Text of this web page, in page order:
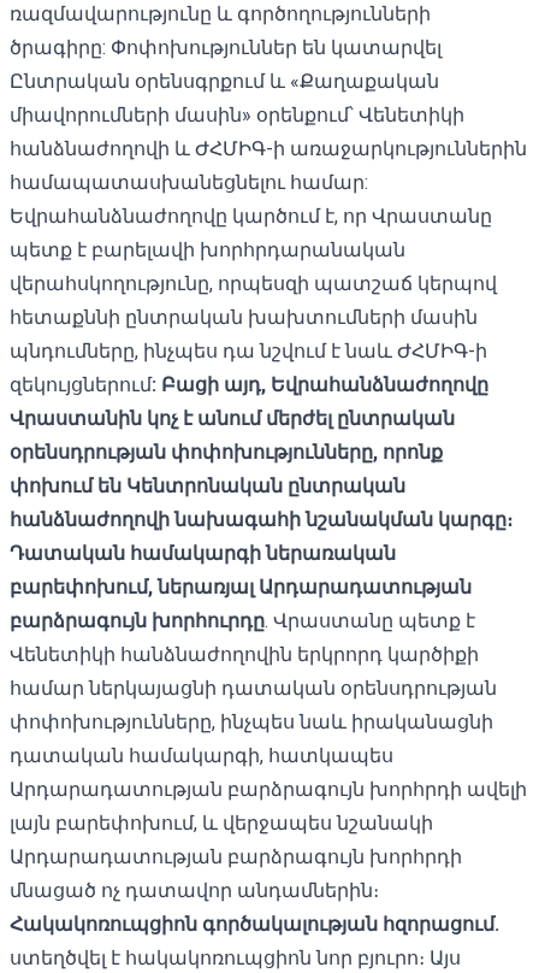
ռազմավարությունը և գործողությունների
ծրագիրը: Փոփոխություններ են կատարվել
Ընտրական օրենսգրքում և «Քաղաքական
միավորումների մասին» օրենքում՝ Վենետիկի
հանձնաժողովի և ԺՀՄԻԳ-ի առաջարկություններին
համապատասխանեցնելու համար:
Եվրահանձնաժողովը կարծում է, որ Վրաստանը
պետք է բարելավի խորհրդարանական
վերահսկողությունը, որպեսզի պատշաճ կերպով
հետաքննի ընտրական խախտումների մասին
պնդումները, ինչպես դա նշվում է նաև ԺՀՄԻԳ-ի
զեկույցներում: Բացի այդ, Եվրահանձնաժողովը
Վրաստանին կոչ է անում մերժել ընտրական
օրենսդրության փոփոխությունները, որոնք
փոխում են Կենտրոնական ընտրական
հանձնաժողովի նախագահի նշանակման կարգը։
Դատական ​​համակարգի ներառական
բարեփոխում, ներառյալ Արդարադատության
բարձրագույն խորհուրդը. Վրաստանը պետք է
Վենետիկի հանձնաժողովին երկրորդ կարծիքի
համար ներկայացնի դատական ​​օրենսդրության
փոփոխությունները, ինչպես նաև իրականացնի
դատական ​​համակարգի, հատկապես
Արդարադատության բարձրագույն խորհրդի ավելի
լայն բարեփոխում, և վերջապես նշանակի
Արդարադատության բարձրագույն խորհրդի
մնացած ոչ դատավոր անդամներին։
Հակակոռուպցիոն գործակալության հզորացում.
ստեղծվել է հակակոռուպցիոն նոր բյուրո։ Այս